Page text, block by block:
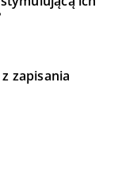
zapisania